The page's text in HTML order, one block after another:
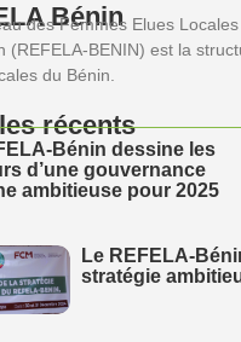
Bénin
des Femmes Elues Locales
(REFELA-BENIN) est la
du Bénin.
récents
Bénin dessine les
d’une gouvernance
ambitieuse pour 2025
Le REFELA-
stratégie